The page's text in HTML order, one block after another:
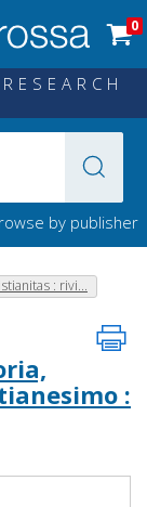
0
by publisher
: rivi...
: